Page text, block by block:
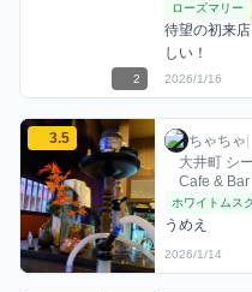
2
ローズマリー
待望の初来
しい！
2026/1/16
ちゃちゃのボムシェルミッ
3.5 ちゃちゃ
ちゃちゃ
大井町 シ
Cafe & Bar
利用フレ
ホワイトムスク
コメント
うめえ
評価
2026/1/14